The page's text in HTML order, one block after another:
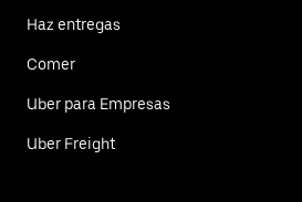
Haz entregas
Comer
Uber para Empresas
Uber Freight